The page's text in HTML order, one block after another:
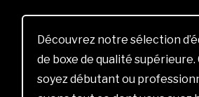
Découvrez notre sélection
de boxe de qualité supérieure.
soyez débutant ou